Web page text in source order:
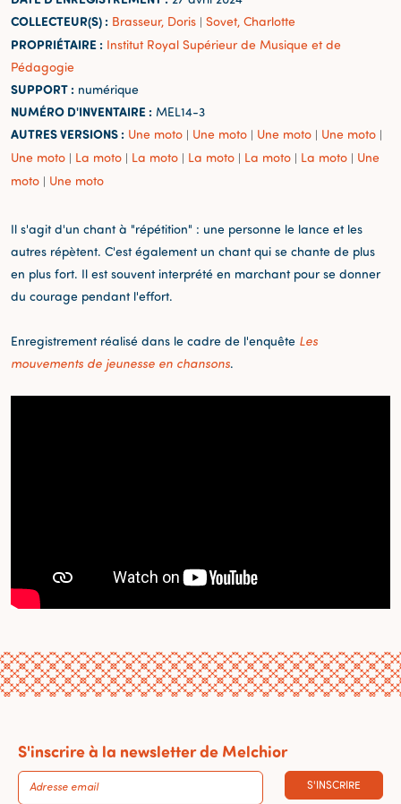
COLLECTEUR(S) : Brasseur, Doris | Sovet, Charlotte
PROPRIÉTAIRE : Institut Royal Supérieur de Musique et de
Pédagogie
SUPPORT : numérique
NUMÉRO D'INVENTAIRE : MEL14-3
AUTRES VERSIONS : Une moto | Une moto | Une moto | Une moto |
Une moto | La moto | La moto | La moto | La moto | La moto | Une
moto | Une moto
Il s'agit d'un chant à "répétition" : une personne le lance et les
autres répètent. C'est également un chant qui se chante de plus
en plus fort. Il est souvent interprété en marchant pour se donner
du courage pendant l'effort.
Enregistrement réalisé dans le cadre de l'enquête Les
mouvements de jeunesse en chansons.
S'inscrire à la newsletter de Melchior
S'INSCRIRE